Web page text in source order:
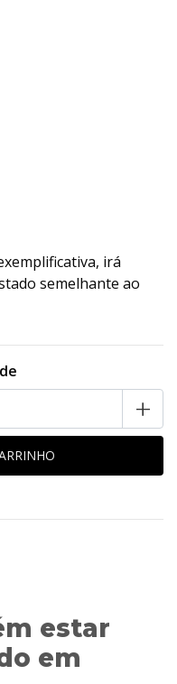
irá
semelhante ao
+
estar
em